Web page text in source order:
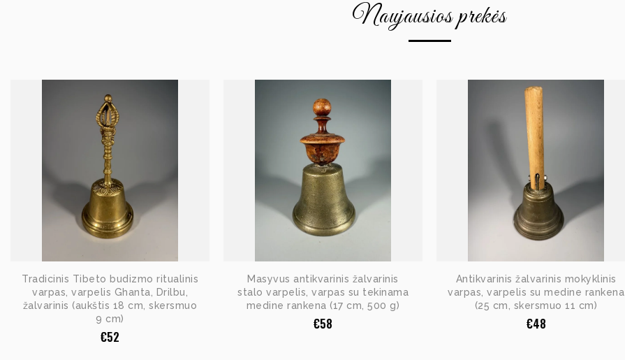
Naujausios prekės
Tradicinis Tibeto budizmo ritualinis
varpas, varpelis Ghanta, Drilbu,
žalvarinis (aukštis 18 cm, skersmuo
9 cm)
€52
Masyvus antikvarinis žalvarinis
stalo varpelis, varpas su tekinama
medine rankena (17 cm, 500 g)
€58
Antikvarinis žalvarinis mokyklinis
varpas, varpelis su medine rankena
(25 cm, skersmuo 11 cm)
€48